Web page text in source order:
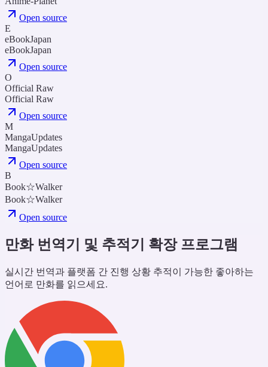
Open source
E
eBookJapan
eBookJapan
Open source
O
Official Raw
Official Raw
Open source
M
MangaUpdates
MangaUpdates
Open source
B
Book☆Walker
Book☆Walker
Open source
만화 번역기 및 추적기 확장 프로그램
실시간 번역과 플랫폼 간 진행 상황 추적이 가능한 좋아하는
언어로 만화를 읽으세요.